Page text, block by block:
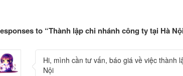
to “Thành lập chi nhánh công ty tại Hà
Hi, mình cần tư vấn, báo giá về việc thành
Nội